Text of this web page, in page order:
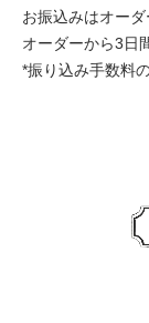
お振込みはオーダ
オーダーから3日
*振り込み手数料